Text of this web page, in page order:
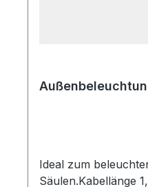
Ideal zum
Säulen.Kabellänge